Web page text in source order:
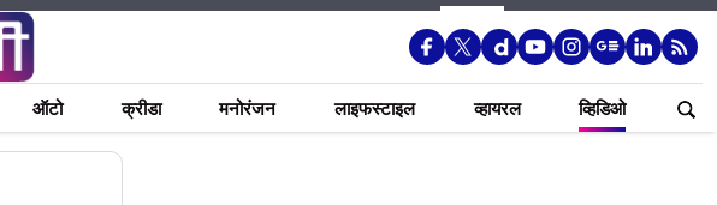
ऑटो क्रीडा मनोरंजन लाइफस्टाइल व्हायरल व्हिडिओ